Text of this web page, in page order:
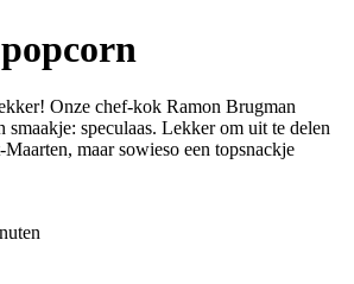
Onze chef-kok Ramon Brugman
smaakje: speculaas. Lekker om uit te delen
maar sowieso een topsnackje